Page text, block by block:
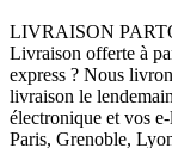
LIVRAISON
Livraison offerte à
express ? Nous
livraison le
électronique et vos
Paris, Grenoble,